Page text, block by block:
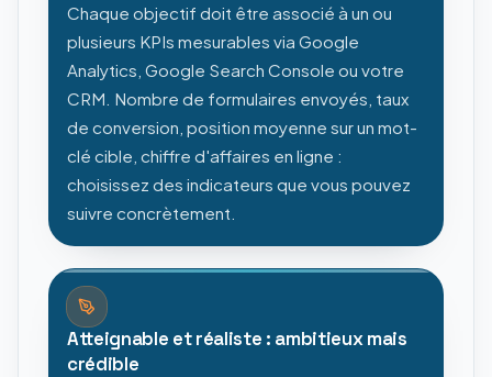
Chaque objectif doit être associé à un ou
plusieurs KPIs mesurables via Google
Analytics, Google Search Console ou votre
CRM. Nombre de formulaires envoyés, taux
de conversion, position moyenne sur un mot-
clé cible, chiffre d'affaires en ligne :
choisissez des indicateurs que vous pouvez
suivre concrètement.
Atteignable et réaliste : ambitieux mais
crédible